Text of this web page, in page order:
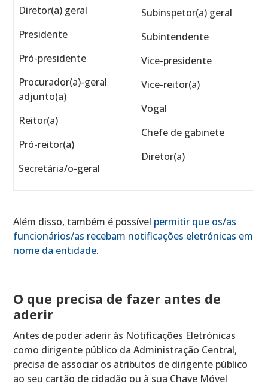
Diretor(a) geral
Presidente
Pró-presidente
Procurador(a)-geral
adjunto(a)
Reitor(a)
Pró-reitor(a)
Secretária/o-geral
Subinspetor(a) geral
Subintendente
Vice-presidente
Vice-reitor(a)
Vogal
Chefe de gabinete
Diretor(a)
Além disso, também é possível permitir que os/as
funcionários/as recebam notificações eletrónicas em
nome da entidade.
O que precisa de fazer antes de
aderir
Antes de poder aderir às Notificações Eletrónicas
como dirigente público da Administração Central,
precisa de associar os atributos de dirigente público
ao seu cartão de cidadão ou à sua Chave Móvel